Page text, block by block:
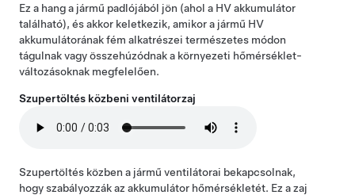
Ez a hang a jármű padlójából jön (ahol a HV akkumulátor
található), és akkor keletkezik, amikor a jármű HV
akkumulátorának fém alkatrészei természetes módon
tágulnak vagy összehúzódnak a környezeti hőmérséklet-
változásoknak megfelelően.
Szupertöltés közbeni ventilátorzaj
Szupertöltés közben a jármű ventilátorai bekapcsolnak,
hogy szabályozzák az akkumulátor hőmérsékletét. Ez a zaj